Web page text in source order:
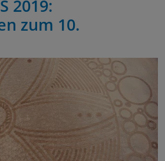
2019:
zum 10.